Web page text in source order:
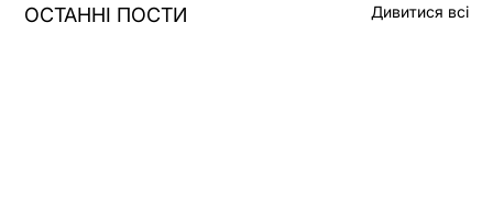
ОСТАННІ ПОСТИ Дивитися всі